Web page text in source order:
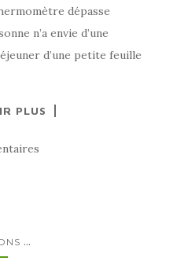
dépasse
n’a envie d’une
d’une petite feuille
PLUS
...